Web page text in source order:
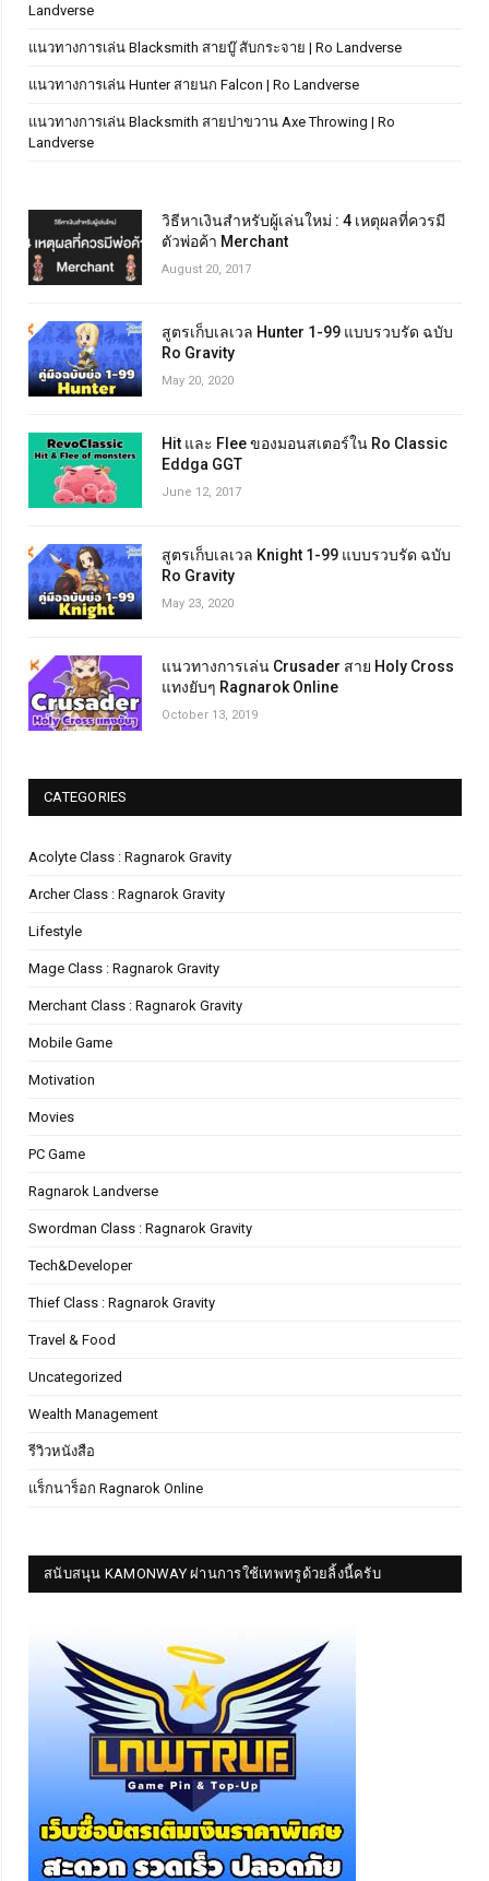
Landverse
แนวทางการเล่น Blacksmith สายบู๊ สับกระจาย | Ro Landverse
แนวทางการเล่น Hunter สายนก Falcon | Ro Landverse
แนวทางการเล่น Blacksmith สายปาขวาน Axe Throwing | Ro
Landverse
วิธีหาเงินสำหรับผู้เล่นใหม่ : 4 เหตุผลที่ควรมี
ตัวพ่อค้า Merchant
August 20, 2017
สูตรเก็บเลเวล Hunter 1-99 แบบรวบรัด ฉบับ
Ro Gravity
May 20, 2020
Hit และ Flee ของมอนสเตอร์ใน Ro Classic
Eddga GGT
June 12, 2017
สูตรเก็บเลเวล Knight 1-99 แบบรวบรัด ฉบับ
Ro Gravity
May 23, 2020
แนวทางการเล่น Crusader สาย Holy Cross
แทงยับๆ Ragnarok Online
October 13, 2019
CATEGORIES
Acolyte Class : Ragnarok Gravity
Archer Class : Ragnarok Gravity
Lifestyle
Mage Class : Ragnarok Gravity
Merchant Class : Ragnarok Gravity
Mobile Game
Motivation
Movies
PC Game
Ragnarok Landverse
Swordman Class : Ragnarok Gravity
Tech&Developer
Thief Class : Ragnarok Gravity
Travel & Food
Uncategorized
Wealth Management
รีวิวหนังสือ
แร็กนาร็อก Ragnarok Online
สนับสนุน KAMONWAY ผ่านการใช้เทพทรูด้วยลิ้งนี้ครับ